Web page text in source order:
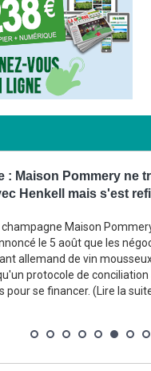
: Maison Pommery ne
Henkell mais s'est
champagne Maison
le 5 août que les
allemand de vin
protocole de
pour se financer. (Lire la